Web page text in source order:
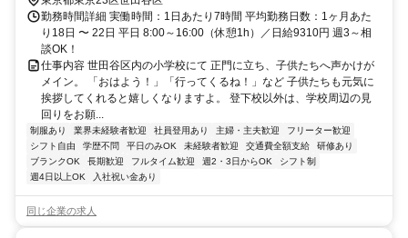
勤務時間詳細 実働時間：1日あたり7時間 平均勤務日数：1ヶ月あた
り18日 〜 22日 平日 8:00～16:00（休憩1h）／日給9310円 週3～相
談OK！
仕事内容 世田谷区内の小学校にて 正門に立ち、子供たちへ声かけが
メイン。 「おはよう！」「行ってくるね！」など 子供たちも元気に
挨拶してくれると嬉しくなりますよ。 登下校以外は、学校周辺の見
回りをお願...
制服あり 業界未経験者歓迎 社員登用あり 主婦・主夫歓迎
フリーター歓迎
シフト自由
学歴不問 平日のみOK 未経験者歓迎 交通費全額支給
研修あり
ブランクOK
長期歓迎 フルタイム歓迎 週2・3日からOK
シフト制
週4日以上OK
入社祝い金あり
同じ企業の求人